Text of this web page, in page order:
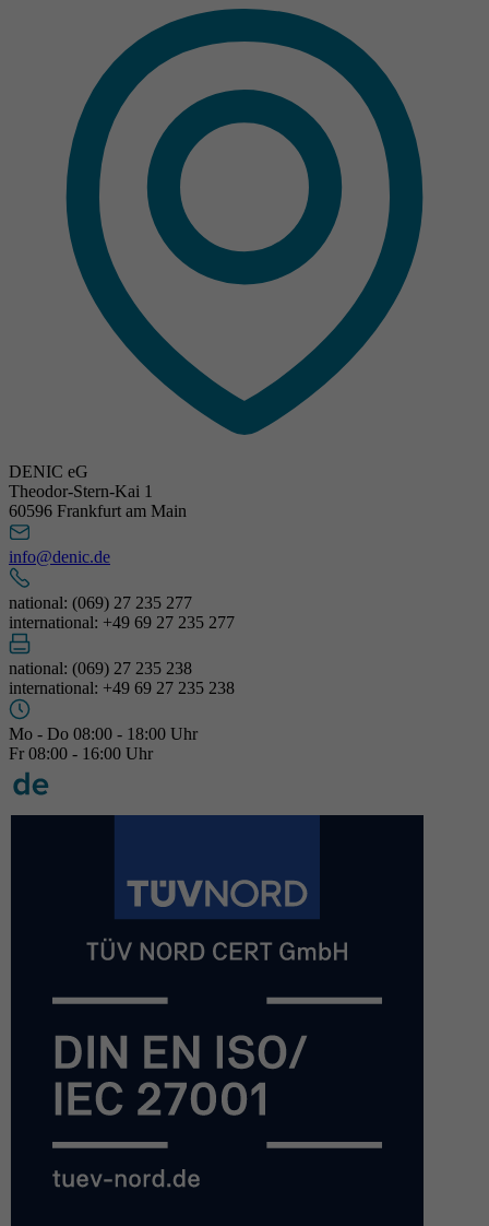
DENIC eG
Theodor-Stern-Kai 1
60596 Frankfurt am Main
info@denic.de
national: (069) 27 235 277
international: +49 69 27 235 277
national: (069) 27 235 238
international: +49 69 27 235 238
Mo - Do 08:00 - 18:00 Uhr
Fr 08:00 - 16:00 Uhr